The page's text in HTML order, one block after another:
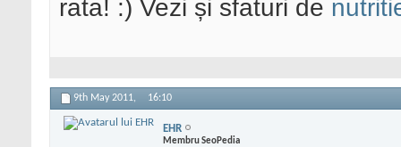
rata! :) Vezi și sfaturi de
9th May 2011, 16:10
EHR
Membru SeoPedia